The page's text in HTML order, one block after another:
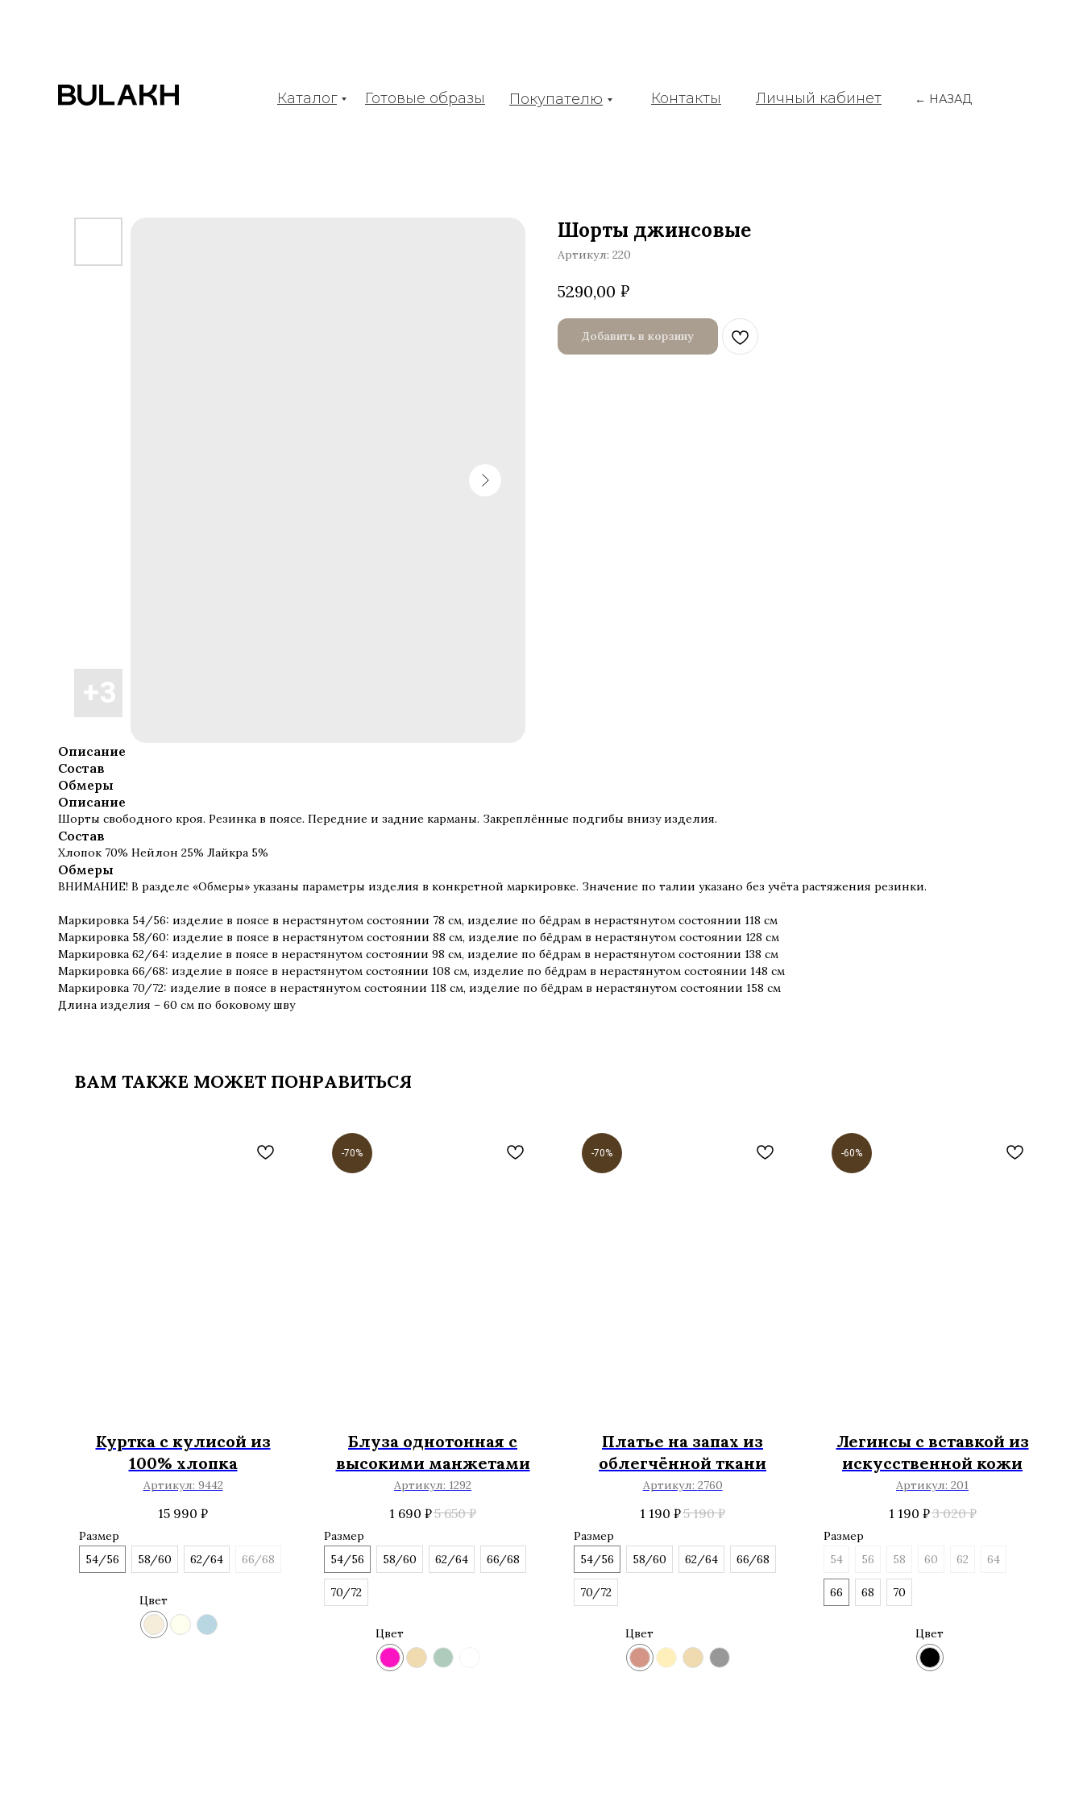
Каталог Готовые образы Контакты Личный кабинет
Покупателю ← НАЗАД
Шорты джинсовые
Артикул: 220
5290,00 ₽
Добавить в корзину
Описание
Состав
Обмеры
Описание
Шорты свободного кроя. Резинка в поясе. Передние и задние карманы. Закреплённые подгибы внизу изделия.
Состав
Хлопок 70% Нейлон 25% Лайкра 5%
Обмеры
ВНИМАНИЕ! В разделе «Обмеры» указаны параметры изделия в конкретной маркировке. Значение по талии указано без учёта растяжения резинки.
Маркировка 54/56: изделие в поясе в нерастянутом состоянии 78 см, изделие по бёдрам в нерастянутом состоянии 118 см
Маркировка 58/60: изделие в поясе в нерастянутом состоянии 88 см, изделие по бёдрам в нерастянутом состоянии 128 см
Маркировка 62/64: изделие в поясе в нерастянутом состоянии 98 см, изделие по бёдрам в нерастянутом состоянии 138 см
Маркировка 66/68: изделие в поясе в нерастянутом состоянии 108 см, изделие по бёдрам в нерастянутом состоянии 148 см
Маркировка 70/72: изделие в поясе в нерастянутом состоянии 118 см, изделие по бёдрам в нерастянутом состоянии 158 см
Длина изделия – 60 см по боковому шву
ВАМ ТАКЖЕ МОЖЕТ ПОНРАВИТЬСЯ
Куртка с кулисой из
100% хлопка
Артикул: 9442
15 990 ₽
Размер
54/56
58/60 62/64 66/68
Цвет
-70%
Блуза однотонная с
высокими манжетами
Артикул: 1292
1 690 ₽5 650 ₽
Размер
54/56
58/60 62/64 66/68
70/72
Цвет
-70%
Платье на запах из
облегчённой ткани
Артикул: 2760
1 190 ₽5 190 ₽
Размер
54/56
58/60 62/64 66/68
70/72
Цвет
-60%
Легинсы с вставкой из
искусственной кожи
Артикул: 201
1 190 ₽3 020 ₽
Размер
54
56 58 60 62 64
66 68 70
Цвет